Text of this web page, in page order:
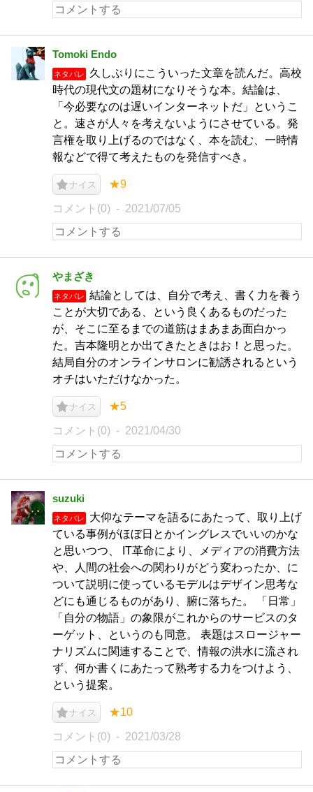
Tomoki Endo
ネタバレ
久しぶりにこういった文章を読んだ。高校
時代の現代文の題材になりそうな本。結論は、
「今必要なのは遅いインターネットだ」というこ
と。速さが人々を考えないようにさせている。発
言権を取り上げるのではなく、本を読む、一時情
報などで得て考えたものを発信すべき。
ナイス ★9
コメント(0) 2021/07/05
やまざき
ネタバレ
結論としては、自分で考え、書く力を養う
ことが大切である、という良くあるものだった
が、そこに至るまでの道筋はまあまあ面白かっ
た。吉本隆明とか出てきたときはお！と思った。
結局自分のオンラインサロンに勧誘されるという
オチはいただけなかった。
ナイス ★5
コメント(0) 2021/04/30
suzuki
ネタバレ
大仰なテーマを語るにあたって、取り上げ
ている事例がほぼ日とかイングレスでいいのかな
と思いつつ、 IT革命により、メディアの消費方法
や、人間の社会への関わりがどう変わったか、に
ついて説明に使っているモデルはデザイン思考な
どにも通じるものがあり、腑に落ちた。 「日常」
「自分の物語」の象限がこれからのサービスのタ
ーゲット、というのも同意。 表題はスロージャー
ナリズムに関連することで、情報の洪水に流され
ず、何か書くにあたって熟考する力をつけよう、
という提案。
ナイス ★10
コメント(0) 2021/03/28